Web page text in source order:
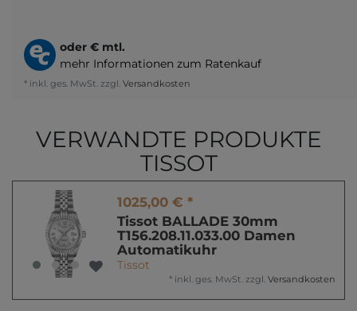
oder € mtl.
mehr Informationen zum Ratenkauf
* inkl. ges. MwSt. zzgl. Versandkosten
VERWANDTE PRODUKTE
TISSOT
1025,00 € *
Tissot BALLADE 30mm
T156.208.11.033.00 Damen
Automatikuhr
Tissot
* inkl. ges. MwSt. zzgl. Versandkosten